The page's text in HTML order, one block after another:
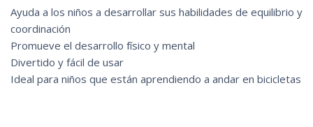
Ayuda a los niños a desarrollar sus habilidades de equilibrio y
coordinación
Promueve el desarrollo físico y mental
Divertido y fácil de usar
Ideal para niños que están aprendiendo a andar en bicicletas